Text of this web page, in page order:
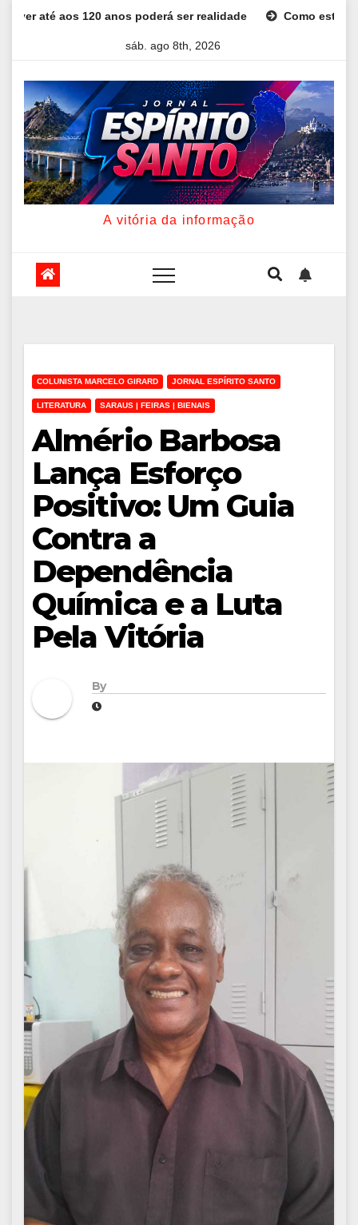
120 anos poderá ser realidade Como estudar para o
sáb. ago 8th, 2026
A vitória da informação
COLUNISTA MARCELO GIRARD JORNAL ESPÍRITO SANTO
LITERATURA SARAUS | FEIRAS | BIENAIS
Almério Barbosa
Lança Esforço
Positivo: Um Guia
Contra a
Dependência
Química e a Luta
Pela Vitória
By